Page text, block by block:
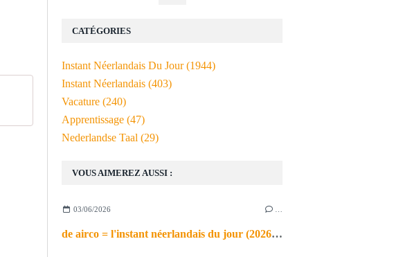
VOUS AIMEREZ AUSSI :
03/06/2026
de airco = l'instant néerlandais du jour (2026_06_03)
CATÉGORIES
Instant Néerlandais Du Jour(1944)
Instant Néerlandais (403)
Vacature (240)
Apprentissage (47)
Nederlandse Taal (29)